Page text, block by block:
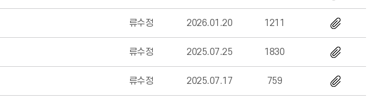
류수정 2026.01.20 1211
류수정 2025.07.25 1830
류수정 2025.07.17 759